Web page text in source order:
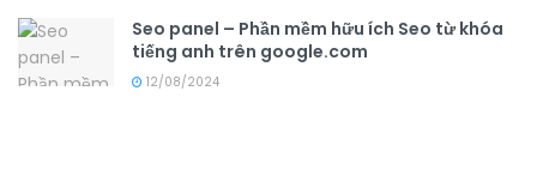
Seo panel – Phần mềm hữu ích Seo từ khóa
tiếng anh trên google.com
12/08/2024